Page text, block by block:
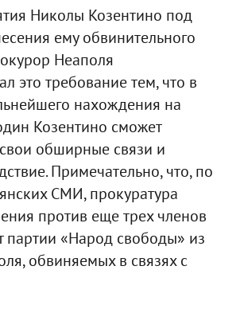
Николы Козентино под
ему обвинительного
Неаполя
это требование тем, что в
нахождения на
Козентино сможет
обширные связи и
Примечательно, что, по
СМИ, прокуратура
против еще трех членов
партии «Народ свободы» из
обвиняемых в связях с